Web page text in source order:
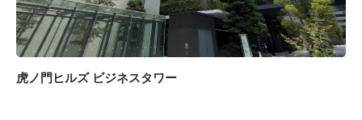
虎ノ門ヒルズ ビジネスタワー